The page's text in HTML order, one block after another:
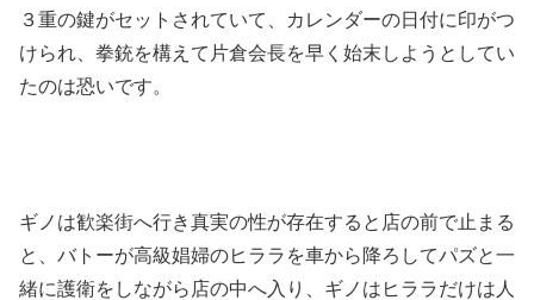
３重の鍵がセットされていて、カレンダーの日付に印がつ
けられ、拳銃を構えて片倉会長を早く始末しようとしてい
たのは恐いです。
ギノは歓楽街へ行き真実の性が存在すると店の前で止まる
と、バトーが高級娼婦のヒララを車から降ろしてパズと一
緒に護衛をしながら店の中へ入り、ギノはヒララだけは人